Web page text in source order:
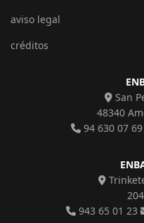
aviso legal
créditos
San
48340
94 630 07 69
943 65 01 23